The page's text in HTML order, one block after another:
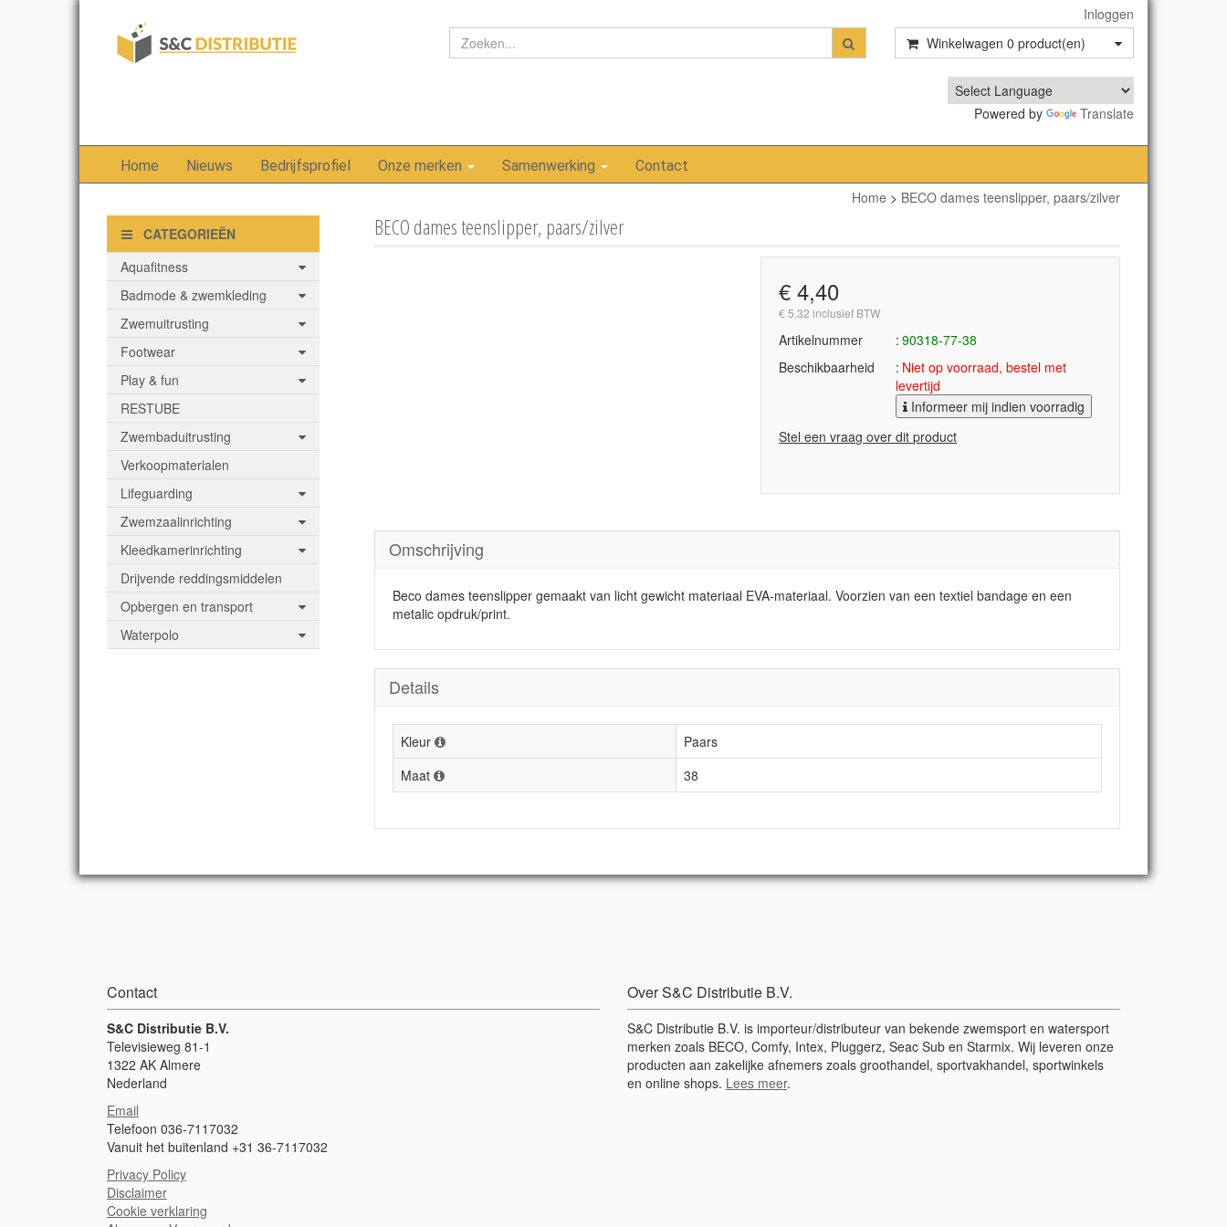
Inloggen
Winkelwagen 0 product(en)
Powered by Translate
Home Nieuws Bedrijfsprofiel Onze merken Samenwerking Contact
Home > BECO dames teenslipper, paars/zilver
CATEGORIEËN
Aquafitness
Badmode & zwemkleding
Zwemuitrusting
Footwear
Play & fun
RESTUBE
Zwembaduitrusting
Verkoopmaterialen
Lifeguarding
Zwemzaalinrichting
Kleedkamerinrichting
Drijvende reddingsmiddelen
Opbergen en transport
Waterpolo
BECO dames teenslipper, paars/zilver
€ 4,40
€ 5,32 inclusief BTW
Artikelnummer
90318-77-38
Beschikbaarheid
Niet op voorraad, bestel met
levertijd
Informeer mij indien voorradig
Stel een vraag over dit product
Omschrijving
Beco dames teenslipper gemaakt van licht gewicht materiaal EVA-materiaal. Voorzien van een textiel bandage en een
metalic opdruk/print.
Details
Kleur
Paars
Maat
38
Contact
S&C Distributie B.V.
Televisieweg 81-1
1322 AK Almere
Nederland
Email
Telefoon 036-7117032
Vanuit het buitenland +31 36-7117032
Privacy Policy
Disclaimer
Cookie verklaring
Over S&C Distributie B.V.
S&C Distributie B.V. is importeur/distributeur van bekende zwemsport en watersport
merken zoals BECO, Comfy, Intex, Pluggerz, Seac Sub en Starmix. Wij leveren onze
producten aan zakelijke afnemers zoals groothandel, sportvakhandel, sportwinkels
en online shops. Lees meer.